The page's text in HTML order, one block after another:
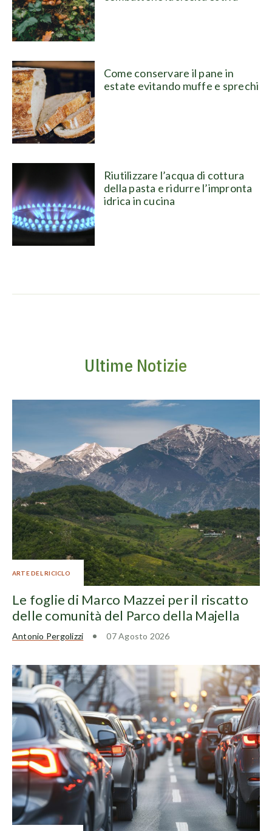
Come conservare il pane in
estate evitando muffe e sprechi
Riutilizzare l’acqua di cottura
della pasta e ridurre l’impronta
idrica in cucina
Ultime Notizie
ARTE DEL RICICLO
Le foglie di Marco Mazzei per il riscatto
delle comunità del Parco della Majella
Antonio Pergolizzi 07 Agosto 2026